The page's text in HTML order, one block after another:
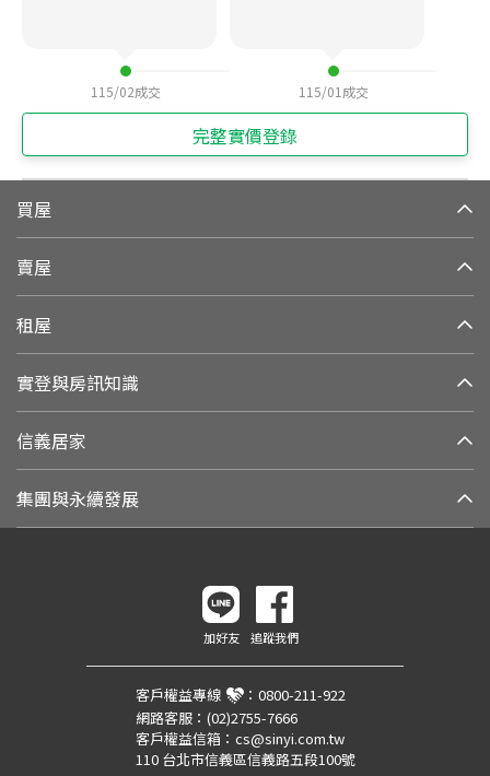
115/02成交 115/01 成交
完整實價登錄
買屋
賣屋
租屋
實登與房訊知識
信義居家
集團與永續發展
加好友 追蹤我們
客戶權益專線 ： 0800-211-922
網路客服： (02)2755-7666
客戶權益信箱： cs@sinyi.com.tw
110 台北市信義區信義路五段100號